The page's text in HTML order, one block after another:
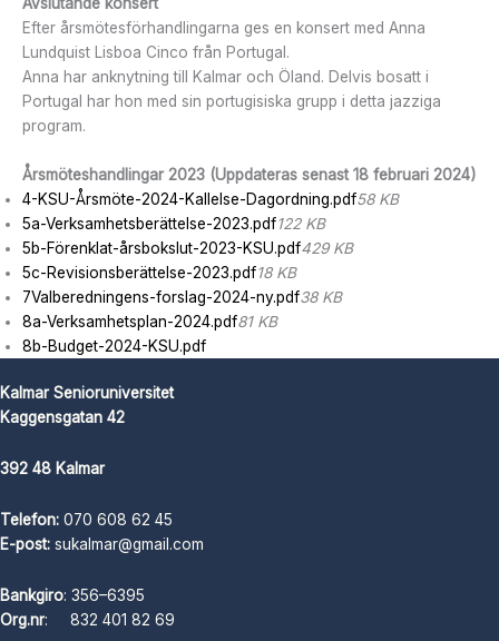
Avslutande konsert
Efter årsmötesförhandlingarna ges en konsert med Anna
Lundquist Lisboa Cinco från Portugal.
Anna har anknytning till Kalmar och Öland. Delvis bosatt i
Portugal har hon med sin portugisiska grupp i detta jazziga
program.
Årsmöteshandlingar 2023 (Uppdateras senast 18 februari 2024)
4-KSU-Årsmöte-2024-Kallelse-Dagordning.pdf58 KB
5a-Verksamhetsberättelse-2023.pdf122 KB
5b-Förenklat-årsbokslut-2023-KSU.pdf429 KB
5c-Revisionsberättelse-2023.pdf18 KB
7Valberedningens-forslag-2024-ny.pdf38 KB
8a-Verksamhetsplan-2024.pdf81 KB
8b-Budget-2024-KSU.pdf
Kalmar Senioruniversitet
Kaggensgatan 42
392 48 Kalmar
Telefon: 070 608 62 45
E-post: sukalmar@gmail.com
Bankgiro: 356–6395
Org.nr: 832 401 82 69